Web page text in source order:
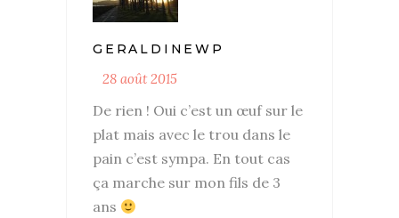
GERALDINEWP
28 août 2015
De rien ! Oui c’est un œuf sur le
plat mais avec le trou dans le
pain c’est sympa. En tout cas
ça marche sur mon fils de 3
ans